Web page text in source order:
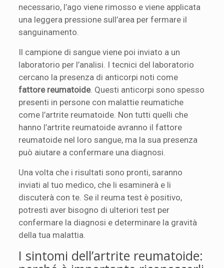
necessario, l’ago viene rimosso e viene applicata
una leggera pressione sull’area per fermare il
sanguinamento.
Il campione di sangue viene poi inviato a un
laboratorio per l’analisi. I tecnici del laboratorio
cercano la presenza di anticorpi noti come
fattore reumatoide. Questi anticorpi sono spesso
presenti in persone con malattie reumatiche
come l’artrite reumatoide. Non tutti quelli che
hanno l’artrite reumatoide avranno il fattore
reumatoide nel loro sangue, ma la sua presenza
può aiutare a confermare una diagnosi.
Una volta che i risultati sono pronti, saranno
inviati al tuo medico, che li esaminerà e li
discuterà con te. Se il reuma test è positivo,
potresti aver bisogno di ulteriori test per
confermare la diagnosi e determinare la gravità
della tua malattia.
I sintomi dell’artrite reumatoide: